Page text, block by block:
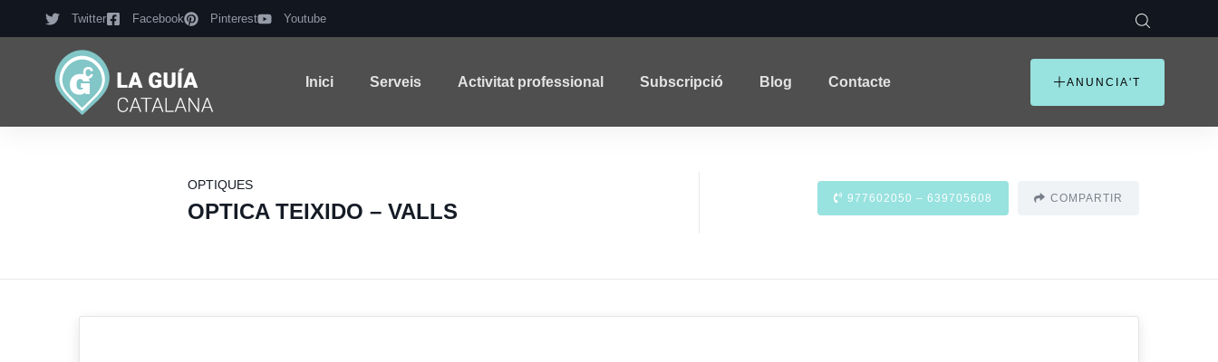
Twitter Facebook Pinterest Youtube
Inici Serveis Activitat professional Subscripció Blog Contacte ANUNCIA'T
OPTIQUES
OPTICA TEIXIDO – VALLS
977602050 – 639705608 COMPARTIR